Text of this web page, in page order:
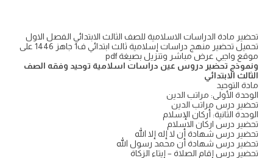
تحضير مادة الدراسات الاسلامية للصف الثالث الابتدائي الفصل الاول
تحميل تحضير منهج دراسات إسلامية ثالث ابتدائي ف1 جاهز 1446 على
موقع واجبي عرض مباشر وتنزيل بصيغة pdf
ونموذج تحضير دروس عين دراسات اسلامية توحيد وفقه الصف
الثالث الابتدائي
مادة التوحيد
الوحدة الأولى: مراتب الدين
تحضير درس مراتب الدين
الوحدة الثانية: أركان الإسلام
تحضير درس اركان الاسلام
تحضير درس شهادة أن لا إله إلا الله
تحضير درس شهادة أن محمد رسول الله
تحضير درس إقام الصلاة – إيتاء الزكاة